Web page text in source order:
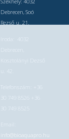
Debrecen, Soó
Rezső u. 21.
Iroda: 4032
Kosztolányi Dezső
u. 42.
Telefonszám: +36
30 749 8526 +36
30 749 8525
Email:
info@bioaquapro.hu